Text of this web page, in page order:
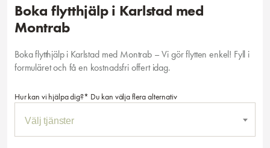
Boka flytthjälp i Karlstad med
Montrab
Boka flytthjälp i Karlstad med Montrab – Vi gör flytten enkel! Fyll i
formuläret och få en kostnadsfri offert idag.
Hur kan vi hjälpa dig?* Du kan välja flera alternativ